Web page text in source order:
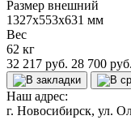
Размер внешний
1327x553x631 мм
Вес
62 кг
32 217 руб. 28 700 руб.
Наш адрес:
г. Новосибирск, ул.